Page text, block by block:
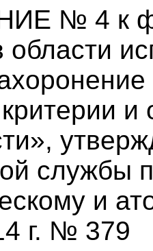
№ 4 к
и
службы
и
г. № 379